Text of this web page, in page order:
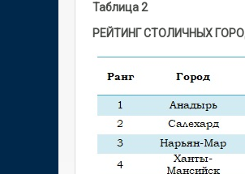
Таблица 2
РЕЙТИНГ СТОЛИЧНЫХ